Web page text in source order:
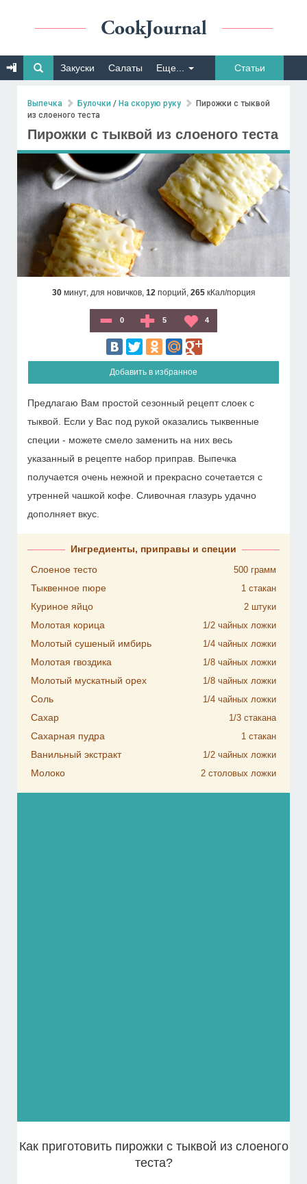
Закуски Салаты Еще... Статьи
Выпечка Булочки / На скорую руку
Пирожки с тыквой
из слоеного теста
Пирожки с тыквой из слоеного теста
30минут, для новичков, 12порций, 265кКал/порция
0 5 4
Добавить в избранное
Предлагаю Вам простой сезонный рецепт слоек с
тыквой. Если у Вас под рукой оказались тыквенные
специи - можете смело заменить на них весь
указанный в рецепте набор приправ. Выпечка
получается очень нежной и прекрасно сочетается с
утренней чашкой кофе. Сливочная глазурь удачно
дополняет вкус.
Ингредиенты, приправы и специи
Слоеное тесто
500 грамм
Тыквенное пюре 1 стакан
Куриное яйцо 2 штуки
Молотая корица 1/2 чайных ложки
Молотый сушеный имбирь 1/4 чайных ложки
Молотая гвоздика 1/8 чайных ложки
Молотый мускатный орех 1/8 чайных ложки
Соль 1/4 чайных ложки
Сахар 1/3 стакана
Сахарная пудра 1 стакан
Ванильный экстракт 1/2 чайных ложки
Молоко 2 столовых ложки
Как приготовить пирожки с тыквой из слоеного
теста?